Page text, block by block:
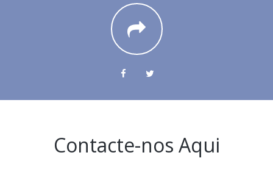
Contacte-nos Aqui